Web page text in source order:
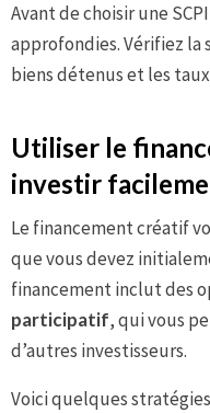
Avant de choisir une
approfondies. Vérifiez
biens détenus et les
Utiliser le
investir
Le financement créatif
que vous devez
financement inclut des
participatif, qui vous
d’autres investisseurs.
Voici quelques